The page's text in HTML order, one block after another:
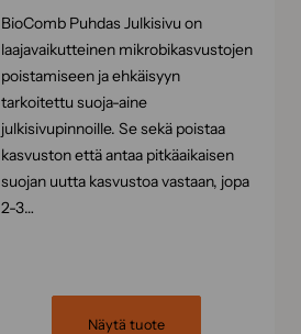
BioComb Puhdas Julkisivu on
laajavaikutteinen mikrobikasvustojen
poistamiseen ja ehkäisyyn
tarkoitettu suoja-aine
julkisivupinnoille. Se sekä poistaa
kasvuston että antaa pitkäaikaisen
suojan uutta kasvustoa vastaan, jopa
2-3…
Näytä tuote